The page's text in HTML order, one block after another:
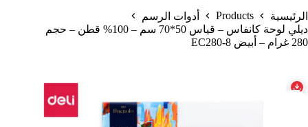
الرئيسية Products
أدوات الرسم
ديلي لوحة كانفاس – قياس 50*70 سم – 100% قطن – حجم
280 غرام – أبيض EC280-8